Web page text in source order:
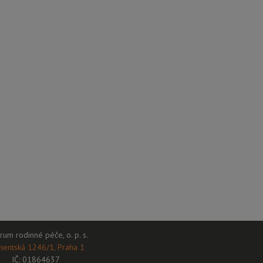
rodinné péče, o. p. s.
1246/1, Praha 1
IČ: 01864637